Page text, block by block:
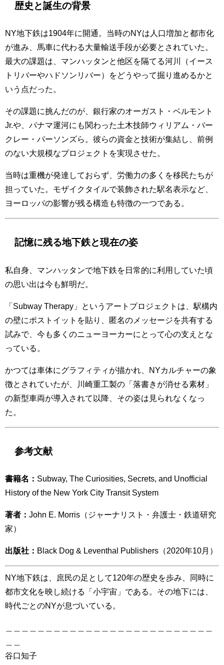
歴史と誕生の背景
NY地下鉄は1904年に開通。当時のNYは人口増加と都市化
が進み、馬車に代わる大量輸送手段が必要とされていた。
最大の課題は、マンハッタンと他区を隔てる河川（イース
トリバーやハドソンリバー）をどうやって掘り進めるかと
いう点だった。
その課題に挑んだのが、銀行家のオーガスト・ベルモント
Jr.や、パナマ運河にも関わった土木技師ウィリアム・バー
クレー・パーソンズら。彼らの資金と技術が集結し、前例
のない大規模なプロジェクトを実現させた。
当時は重機が発達しておらず、労働力の多くを移民たちが
担っていた。モザイクタイルで装飾された駅名表示など、
ヨーロッパの影響が残る構造も特徴の一つである。
記憶に残る地下鉄と現在の姿
私自身、マンハッタンで地下鉄を日常的に利用していた頃
の思い出は今も鮮明だ。
「Subway Therapy」というアートプロジェクトは、駅構内
の壁にポストイットを貼り、匿名のメッセージを共有する
試みで、今も多くのニューヨーカーにとって心の支えとな
っている。
かつては車体にグラフィティが描かれ、NYカルチャーの象
徴とされていたが、川崎重工製の「落書きが消せる素材」
の新型車両が導入されて以降、その姿は見られなくなっ
た。
参考文献
書籍名： Subway, The Curiosities, Secrets, and Unofficial
History of the New York City Transit System
著者： John E. Morris（ジャーナリスト・弁護士・鉄道研究
家）
出版社： Black Dog & Leventhal Publishers（2020年10月）
NY地下鉄は、庶民の足として120年の歴史を歩み、同時に
都市文化を映し続ける「小宇宙」である。その地下には、
時代ごとのNYが息づいている。
谷口知子